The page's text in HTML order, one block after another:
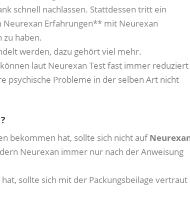
schnell nachlassen. Stattdessen tritt ein
Neurexan Erfahrungen** mit Neurexan
haben.
werden, dazu gehört viel mehr.
laut Neurexan Test fast immer reduziert
psychische Probleme in der selben Art nicht
bekommen hat, sollte sich nicht auf
Neurexan immer nur nach der Anweisung
sollte sich mit der Packungsbeilage vertraut